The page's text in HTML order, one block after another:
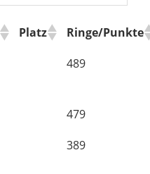
Platz
Ringe/Punkte
489
479
389